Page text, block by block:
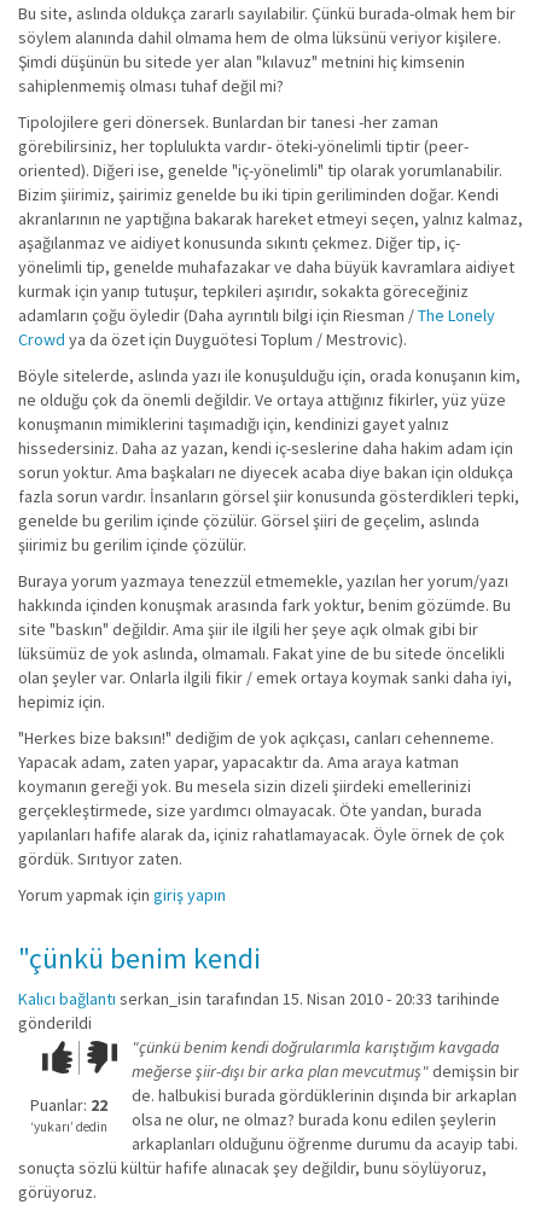
Bu site, aslında oldukça zararlı sayılabilir. Çünkü burada-olmak hem bir
söylem alanında dahil olmama hem de olma lüksünü veriyor kişilere.
Şimdi düşünün bu sitede yer alan "kılavuz" metnini hiç kimsenin
sahiplenmemiş olması tuhaf değil mi?
Tipolojilere geri dönersek. Bunlardan bir tanesi -her zaman
görebilirsiniz, her toplulukta vardır- öteki-yönelimli tiptir (peer-
oriented). Diğeri ise, genelde "iç-yönelimli" tip olarak yorumlanabilir.
Bizim şiirimiz, şairimiz genelde bu iki tipin geriliminden doğar. Kendi
akranlarının ne yaptığına bakarak hareket etmeyi seçen, yalnız kalmaz,
aşağılanmaz ve aidiyet konusunda sıkıntı çekmez. Diğer tip, iç-
yönelimli tip, genelde muhafazakar ve daha büyük kavramlara aidiyet
kurmak için yanıp tutuşur, tepkileri aşırıdır, sokakta göreceğiniz
adamların çoğu öyledir (Daha ayrıntılı bilgi için Riesman /The Lonely
Crowd ya da özet için Duyguötesi Toplum / Mestrovic).
Böyle sitelerde, aslında yazı ile konuşulduğu için, orada konuşanın kim,
ne olduğu çok da önemli değildir. Ve ortaya attığınız fikirler, yüz yüze
konuşmanın mimiklerini taşımadığı için, kendinizi gayet yalnız
hissedersiniz. Daha az yazan, kendi iç-seslerine daha hakim adam için
sorun yoktur. Ama başkaları ne diyecek acaba diye bakan için oldukça
fazla sorun vardır. İnsanların görsel şiir konusunda gösterdikleri tepki,
genelde bu gerilim içinde çözülür. Görsel şiiri de geçelim, aslında
şiirimiz bu gerilim içinde çözülür.
Buraya yorum yazmaya tenezzül etmemekle, yazılan her yorum/yazı
hakkında içinden konuşmak arasında fark yoktur, benim gözümde. Bu
site "baskın" değildir. Ama şiir ile ilgili her şeye açık olmak gibi bir
lüksümüz de yok aslında, olmamalı. Fakat yine de bu sitede öncelikli
olan şeyler var. Onlarla ilgili fikir / emek ortaya koymak sanki daha iyi,
hepimiz için.
"Herkes bize baksın!" dediğim de yok açıkçası, canları cehenneme.
Yapacak adam, zaten yapar, yapacaktır da. Ama araya katman
koymanın gereği yok. Bu mesela sizin dizeli şiirdeki emellerinizi
gerçekleştirmede, size yardımcı olmayacak. Öte yandan, burada
yapılanları hafife alarak da, içiniz rahatlamayacak. Öyle örnek de çok
gördük. Sırıtıyor zaten.
Yorum yapmak için giriş yapın
"çünkü benim kendi
Kalıcı bağlantı serkan_isin tarafından 15. Nisan 2010 - 20:33 tarihinde
gönderildi
Çok iyi!O
kadar
iyi
değil!
Puanlar: 22
‘yukarı’ dedin
"çünkü benim kendi doğrularımla karıştığım kavgada
meğerse şiir-dışı bir arka plan mevcutmuş"demişsin bir
de. halbukisi burada gördüklerinin dışında bir arkaplan
olsa ne olur, ne olmaz? burada konu edilen şeylerin
arkaplanları olduğunu öğrenme durumu da acayip tabi.
sonuçta sözlü kültür hafife alınacak şey değildir, bunu söylüyoruz,
görüyoruz.